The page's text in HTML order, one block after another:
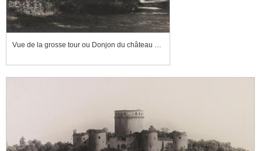
Vue de la grosse tour ou Donjon du château de Coucy